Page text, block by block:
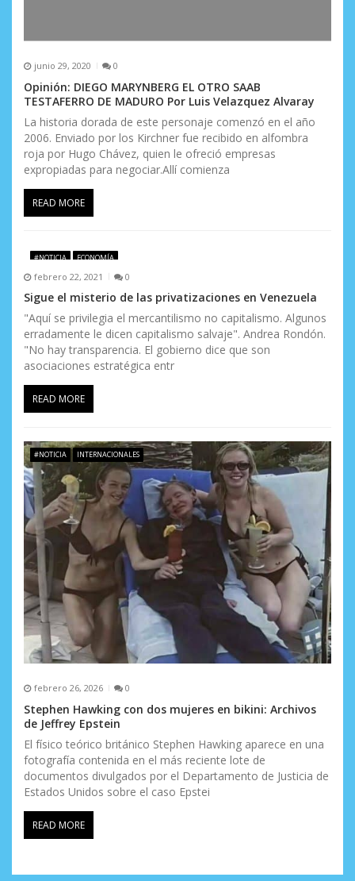
junio 29, 2020 0
Opinión: DIEGO MARYNBERG EL OTRO SAAB
TESTAFERRO DE MADURO Por Luis Velazquez Alvaray
La historia dorada de este personaje comenzó en el año
2006. Enviado por los Kirchner fue recibido en alfombra
roja por Hugo Chávez, quien le ofreció empresas
expropiadas para negociar.Allí comienza
READ MORE
#NOTICIA ECONOMÍA
febrero 22, 2021 0
Sigue el misterio de las privatizaciones en Venezuela
"Aquí se privilegia el mercantilismo no capitalismo. Algunos
erradamente le dicen capitalismo salvaje". Andrea Rondón.
"No hay transparencia. El gobierno dice que son
asociaciones estratégica entr
READ MORE
#NOTICIA INTERNACIONALES
febrero 26, 2026 0
Stephen Hawking con dos mujeres en bikini: Archivos
de Jeffrey Epstein
El físico teórico británico Stephen Hawking aparece en una
fotografía contenida en el más reciente lote de
documentos divulgados por el Departamento de Justicia de
Estados Unidos sobre el caso Epstei
READ MORE